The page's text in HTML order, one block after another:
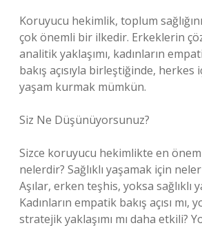
Koruyucu hekimlik, toplum
çok önemli bir ilkedir. Erkeklerin
analitik yaklaşımı, kadınların
bakış açısıyla birleştiğinde, herkes
yaşam kurmak mümkün.
Siz Ne Düşünüyorsunuz?
Sizce koruyucu hekimlikte en
nelerdir? Sağlıklı yaşamak için
Aşılar, erken teşhis, yoksa sağlıklı
Kadınların empatik bakış açısı
stratejik yaklaşımı mı daha etkili?